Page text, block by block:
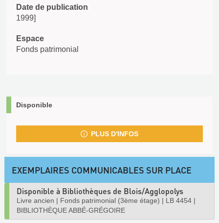
Date de publication
1999]
Espace
Fonds patrimonial
Disponible
PLUS D'INFOS
EXEMPLAIRES COMMUNICABLES SUR PLACE
Disponible à Bibliothèques de Blois/Agglopolys
Livre ancien | Fonds patrimonial (3ème étage) | LB 4454 |
BIBLIOTHÈQUE ABBÉ-GRÉGOIRE